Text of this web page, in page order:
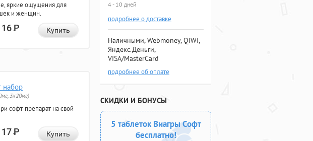
яркие ощущения для
и женщин.
Р Купить
набор
3x20мг)
софт-препарат на свой
Р Купить
4 - 10 дней
подробнее о доставке
Наличными, Webmoney, QIWI,
Яндекс.Деньги,
VISA/MasterCard
подробнее об оплате
СКИДКИ И БОНУСЫ
5 таблеток Виагры Софт
бесплатно!